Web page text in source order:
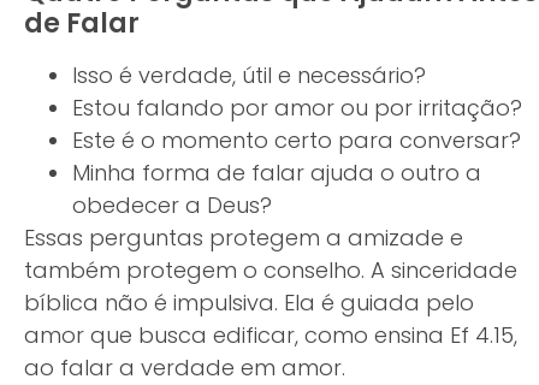
de Falar
Isso é verdade, útil e necessário?
Estou falando por amor ou por irritação?
Este é o momento certo para conversar?
Minha forma de falar ajuda o outro a
obedecer a Deus?
Essas perguntas protegem a amizade e
também protegem o conselho. A sinceridade
bíblica não é impulsiva. Ela é guiada pelo
amor que busca edificar, como ensina Ef 4.15,
ao falar a verdade em amor.